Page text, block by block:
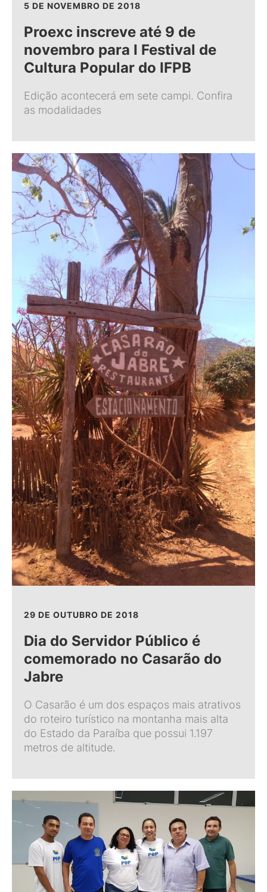
5 DE NOVEMBRO DE 2018
Proexc inscreve até 9 de
novembro para I Festival de
Cultura Popular do IFPB
Edição acontecerá em sete campi. Confira
as modalidades
29 DE OUTUBRO DE 2018
Dia do Servidor Público é
comemorado no Casarão do
Jabre
O Casarão é um dos espaços mais atrativos
do roteiro turístico na montanha mais alta
do Estado da Paraíba que possui 1.197
metros de altitude.